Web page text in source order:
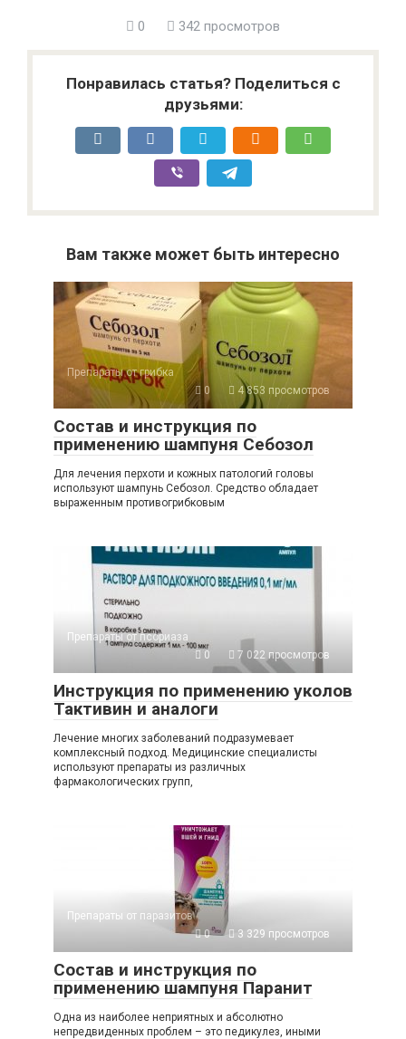
0 342 просмотров
Понравилась статья? Поделиться с
друзьями:
Вам также может быть интересно
Препараты от грибка
0
4 853 просмотров
Состав и инструкция по
применению шампуня Себозол
Для лечения перхоти и кожных патологий головы
используют шампунь Себозол. Средство обладает
выраженным противогрибковым
Препараты от псориаза
0
7 022 просмотров
Инструкция по применению уколов
Тактивин и аналоги
Лечение многих заболеваний подразумевает
комплексный подход. Медицинские специалисты
используют препараты из различных
фармакологических групп,
Препараты от паразитов
0
3 329 просмотров
Состав и инструкция по
применению шампуня Паранит
Одна из наиболее неприятных и абсолютно
непредвиденных проблем – это педикулез, иными